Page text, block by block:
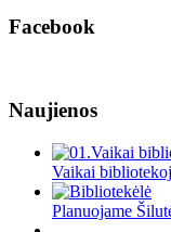
Facebook
Naujienos
Vaikai
Planuojame